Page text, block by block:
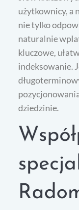
użytkownicy, a
nie tylko
naturalnie
kluczowe,
indeksowanie.
dziedzinie.